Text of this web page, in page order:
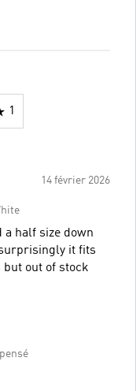
1
14 février 2026
a half size down
it fits
but out of stock